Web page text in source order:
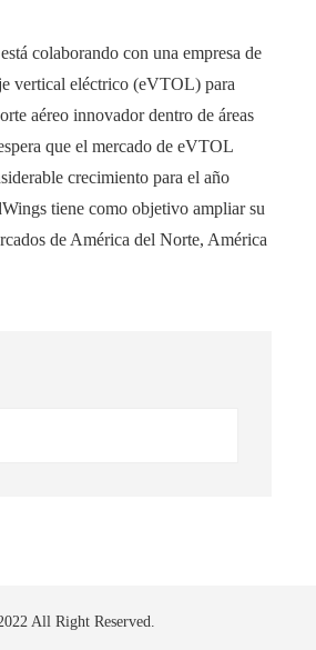
colaborando con una empresa de
vertical eléctrico (eVTOL) para
aéreo innovador dentro de áreas
que el mercado de eVTOL
crecimiento para el año
tiene como objetivo ampliar su
de América del Norte, América
All Right Reserved.